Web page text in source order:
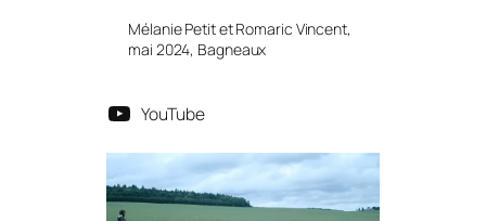
Mélanie Petit et Romaric Vincent,
mai 2024, Bagneaux
YouTube